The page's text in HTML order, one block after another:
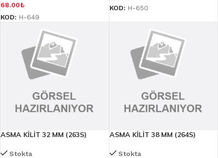
68.00₺
KOD: H-649
KOD: H-650
ASMA KİLİT 32 MM (263S)
Stokta
ASMA KİLİT 38 MM (264S)
Stokta